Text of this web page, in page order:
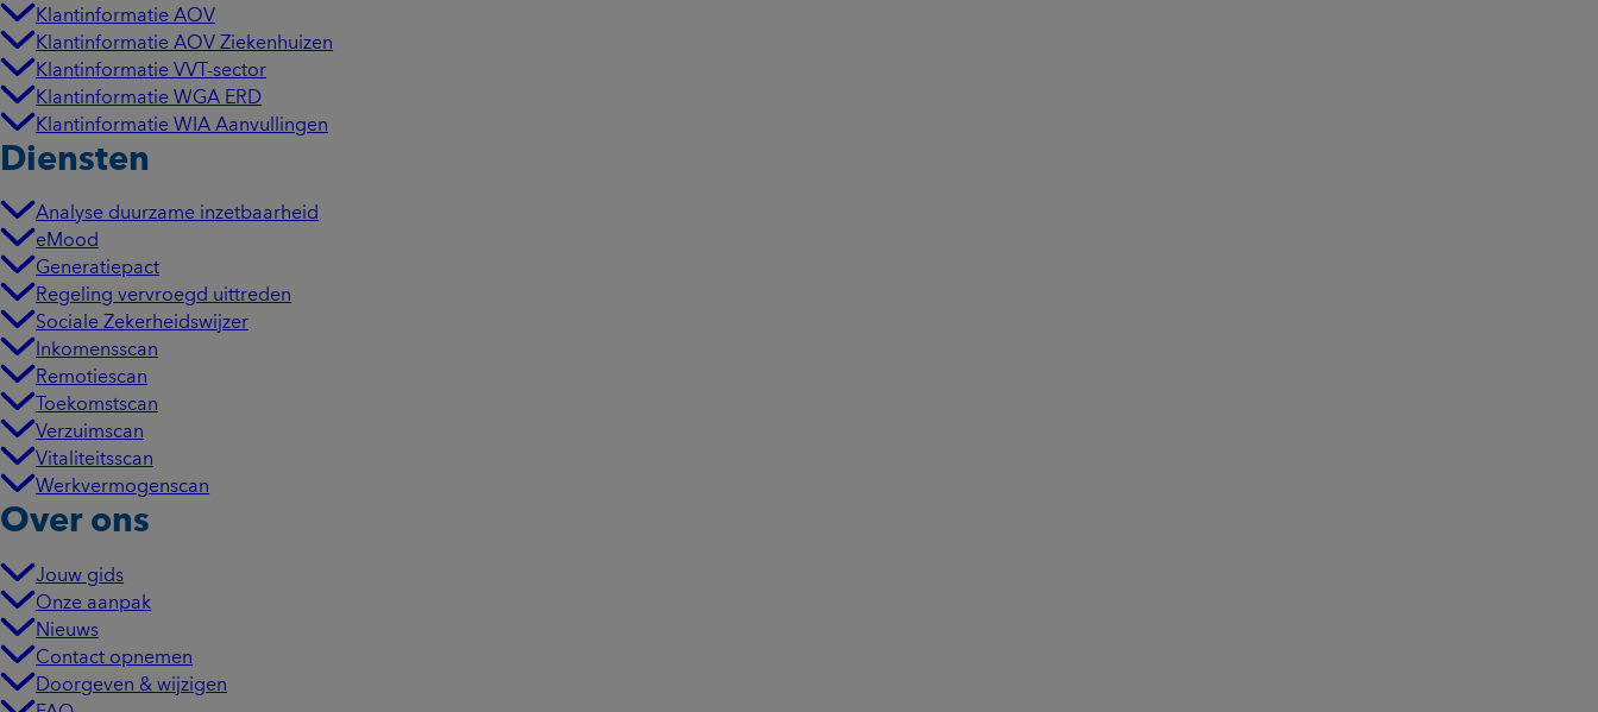
Klantinformatie AOV
Klantinformatie AOV Ziekenhuizen
Klantinformatie VVT-sector
Klantinformatie WGA ERD
Klantinformatie WIA Aanvullingen
Diensten
Analyse duurzame inzetbaarheid
eMood
Generatiepact
Regeling vervroegd uittreden
Sociale Zekerheidswijzer
Inkomensscan
Remotiescan
Toekomstscan
Verzuimscan
Vitaliteitsscan
Werkvermogenscan
Over ons
Jouw gids
Onze aanpak
Nieuws
Contact opnemen
Doorgeven & wijzigen